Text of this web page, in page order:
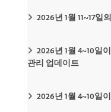
2026년 1월 11~17일
2026년 1월 4~10일
관리 업데이트
2026년 1월 4~10일